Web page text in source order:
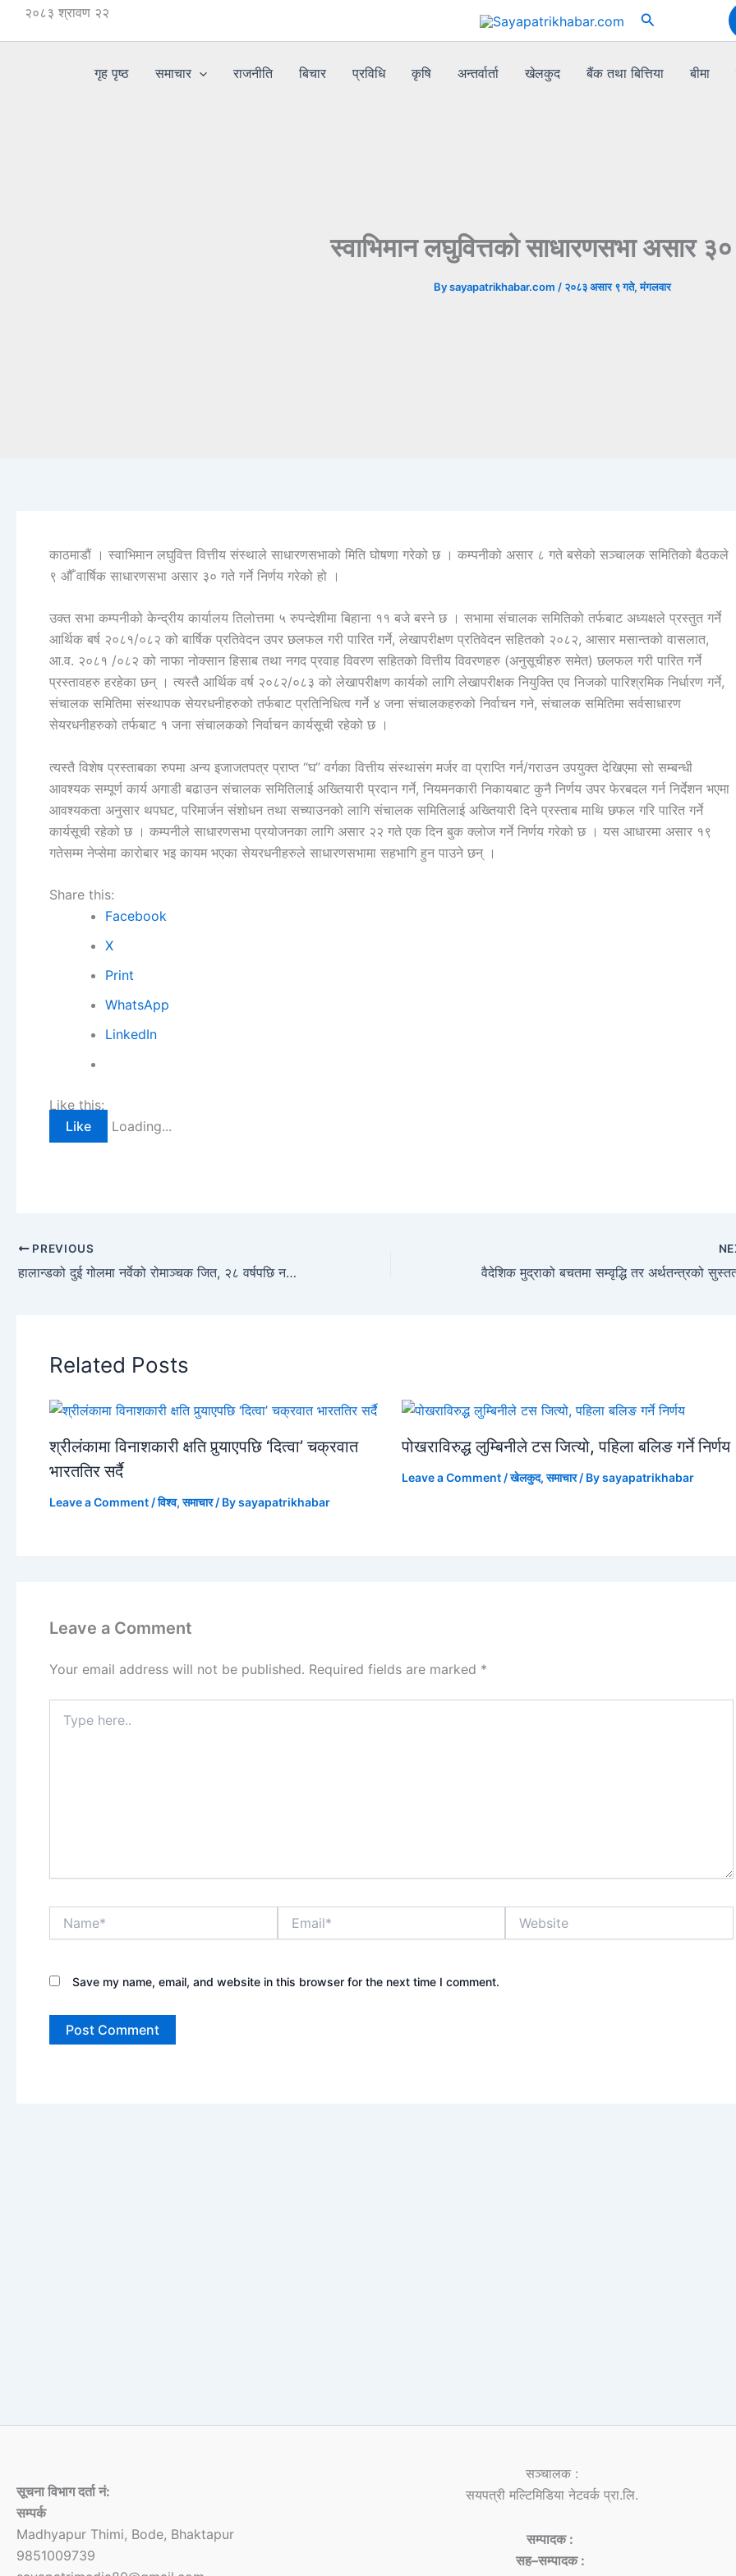
Skip२०८३ श्रावण २२ Search
गृह पृष्ठ समाचार राजनीति बिचार प्रविधि कृषि अन्तर्वार्ता खेलकुद बैंक तथा बित्तिया बीमा
स्वाभिमान लघुवित्तको साधारणसभा असार
Bysayapatrikhabar.com / २०८३ असार ९ गते, मंगलवार
काठमाडौं । स्वाभिमान लघुवित्त वित्तीय संस्थाले साधारणसभाको मिति घोषणा गरेको छ । कम्पनीको असार ८ गते बसेको सञ्चालक समितिको बैठकले
९ औँ वार्षिक साधारणसभा असार ३० गते गर्ने निर्णय गरेको हो ।
उक्त सभा कम्पनीको केन्द्रीय कार्यालय तिलोत्तमा ५ रुपन्देशीमा बिहाना ११ बजे बस्ने छ । सभामा संचालक समितिको तर्फबाट अध्यक्षले प्रस्तुत गर्ने
आर्थिक बर्ष २०८१/०८२ को बार्षिक प्रतिवेदन उपर छलफल गरी पारित गर्ने, लेखापरीक्षण प्रतिवेदन सहितको २०८२, आसार मसान्तको वासलात,
आ.व. २०८१ /०८२ को नाफा नोक्सान हिसाब तथा नगद प्रवाह विवरण सहितको वित्तीय विवरणहरु (अनुसूचीहरु समेत) छलफल गरी पारित गर्ने
प्रस्तावहरु हरहेका छन् । त्यस्तै आर्थिक वर्ष २०८२/०८३ को लेखापरीक्षण कार्यको लागि लेखापरीक्षक नियुक्ति एव निजको पारिश्रमिक निर्धारण गर्ने,
संचालक समितिमा संस्थापक सेयरधनीहरुको तर्फबाट प्रतिनिधित्व गर्ने ४ जना संचालकहरुको निर्वाचन गने, संचालक समितिमा सर्वसाधारण
सेयरधनीहरुको तर्फबाट १ जना संचालकको निर्वाचन कार्यसूची रहेको छ ।
त्यस्तै विशेष प्रस्ताबका रुपमा अन्य इजाजतपत्र प्राप्त “घ” वर्गका वित्तीय संस्थासंग मर्जर वा प्राप्ति गर्न/गराउन उपयुक्त देखिएमा सो सम्बन्धी
आवश्यक सम्पूर्ण कार्य अगाडी बढाउन संचालक समितिलाई अख्तियारी प्रदान गर्ने, नियमनकारी निकायबाट कुनै निर्णय उपर फेरबदल गर्न निर्देशन भएमा
आवश्यकता अनुसार थपघट, परिमार्जन संशोधन तथा सच्याउनको लागि संचालक समितिलाई अख्तियारी दिने प्रस्ताब माथि छफल गरि पारित गर्ने
कार्यसूची रहेको छ । कम्पनीले साधारणसभा प्रयोजनका लागि असार २२ गते एक दिन बुक क्लोज गर्ने निर्णय गरेको छ । यस आधारमा असार १९
गतेसम्म नेप्सेमा कारोबार भइ कायम भएका सेयरधनीहरुले साधारणसभामा सहभागि हुन पाउने छन् ।
Share this:
Facebook
X
Print
WhatsApp
LinkedIn
Like this:
Like
Loading...
PREVIOUS
हालान्डको दुई गोलमा नर्वेको रोमाञ्चक जित, २८ वर्षपछि नकआउट चरणमा
Related Posts
श्रीलंकामा विनाशकारी क्षति पुर्‍याएपछि ‘दित्वा’ चक्रवात
भारततिर सर्दै
Leave a Comment /विश्व,समाचार/ Bysayapatrikhabar
पोखराविरुद्ध लुम्बिनीले टस जित्यो, पहिला बलिङ गर्ने निर्णय
Leave a Comment /खेलकुद,समाचार/ Bysayapatrikhabar
Leave a Comment
Your email address will not be published. Required fields are marked *
here..
Save my name, email, and website in this browser for the next time I comment.
सूचना विभाग दर्ता नं:
सम्पर्क
Madhyapur Thimi, Bode, Bhaktapur
9851009739
सञ्चालक :
सयपत्री मल्टिमिडिया नेटवर्क प्रा.लि.
सम्पादक :
सह–सम्पादक :